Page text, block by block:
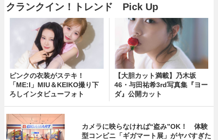
クランクイン！トレンド Pick Up
ピンクの衣装がステキ！
「ME:I」MIU＆KEIKO撮り下
ろしインタビューフォト
【大胆カット満載】乃木坂
46・与田祐希3rd写真集『ヨー
ダ』公開カット
カメラに映らなければ“盗み”OK！ 体験
型コンビニ「ギガマート展」がヤバすぎた